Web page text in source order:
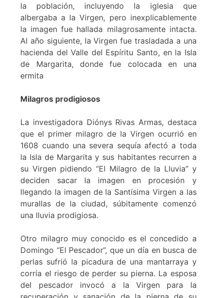
la población, incluyendo la iglesia que
albergaba a la Virgen, pero inexplicablemente
la imagen fue hallada milagrosamente intacta.
Al año siguiente, la Virgen fue trasladada a una
hacienda del Valle del Espíritu Santo, en la Isla
de Margarita, donde fue colocada en una
ermita
Milagros prodigiosos
La investigadora Diónys Rivas Armas, destaca
que el primer milagro de la Virgen ocurrió en
1608 cuando una severa sequía afectó a toda
la Isla de Margarita y sus habitantes recurren a
su Virgen pidiendo “El Milagro de la Lluvia” y
deciden sacar la imagen en procesión y
llegando la imagen de la Santísima Virgen a las
murallas de la ciudad, súbitamente comenzó
una lluvia prodigiosa.
Otro milagro muy conocido es el concedido a
Domingo “El Pescador”, que un día en busca de
perlas sufrió la picadura de una mantarraya y
corría el riesgo de perder su pierna. La esposa
del pescador invocó a la Virgen para la